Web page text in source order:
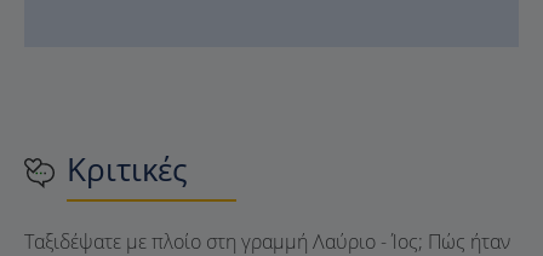
Κριτικές
Ταξιδέψατε με πλοίο στη γραμμή Λαύριο - Ίος; Πώς ήταν